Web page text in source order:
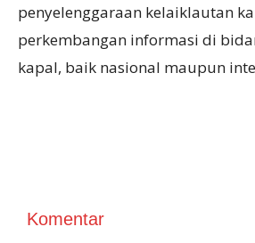
penyelenggaraan kelaiklautan
perkembangan informasi di
kapal, baik nasional maupun
Komentar